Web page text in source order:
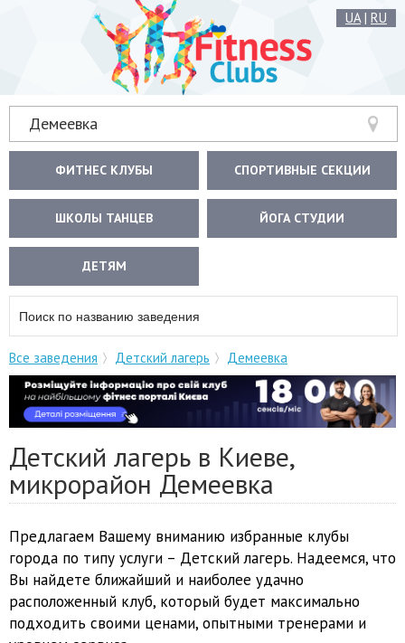
UA| RU
Демеевка
ФИТНЕС КЛУБЫ СПОРТИВНЫЕ СЕКЦИИ
ШКОЛЫ ТАНЦЕВ ЙОГА СТУДИИ
ДЕТЯМ
Все заведения Детский лагерь Демеевка
Детский лагерь в Киеве,
микрорайон Демеевка
Предлагаем Вашему вниманию избранные клубы
города по типу услуги – Детский лагерь. Надеемся, что
Вы найдете ближайший и наиболее удачно
расположенный клуб, который будет максимально
подходить своими ценами, опытными тренерами и